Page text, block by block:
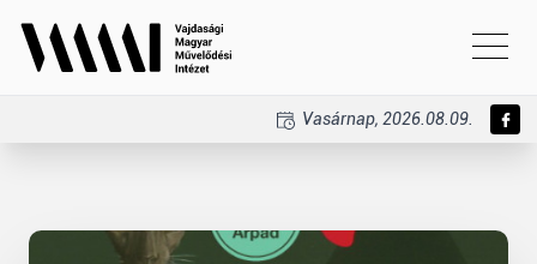
Vasárnap, 2026.08.09.